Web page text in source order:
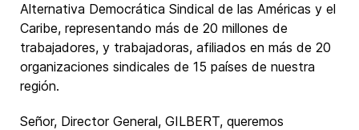
Alternativa Democrática Sindical de las Américas y el
Caribe, representando más de 20 millones de
trabajadores, y trabajadoras, afiliados en más de 20
organizaciones sindicales de 15 países de nuestra
región.
Señor, Director General, GILBERT, queremos